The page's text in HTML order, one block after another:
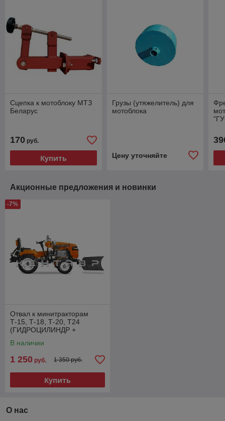
Сцепка к мотоблоку МТЗ
Беларус
170 руб.
Купить
Грузы (утяжелитель) для
мотоблока
Цену уточняйте
Акционные предложения и новинки
-7%
Отвал к минитракторам
Т-15, Т-18, Т-20, Т24
(ГИДРОЦИЛИНДР +
В наличии
1 250 руб. 1 350 руб.
Купить
О нас